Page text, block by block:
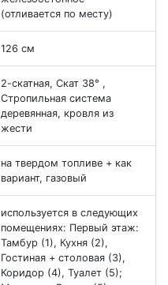
(отливается по месту)
126 см
2-скатная, Скат 38° ,
Стропильная система
деревянная, кровля из
жести
на твердом топливе + как
вариант, газовый
используется в следующих
помещениях: Первый этаж:
Тамбур (1), Кухня (2),
Гостиная + столовая (3),
Коридор (4), Туалет (5);